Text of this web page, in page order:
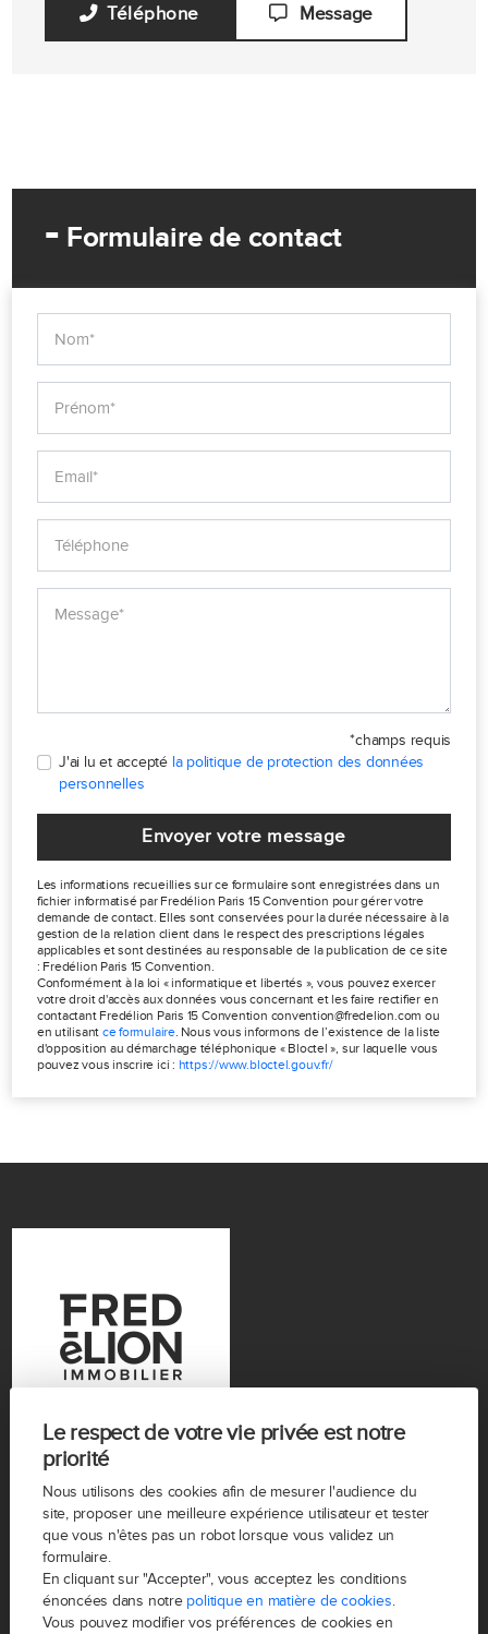
Le respect de votre vie privée est notre
priorité
Nous utilisons des cookies afin de mesurer l'audience du
site, proposer une meilleure expérience utilisateur et tester
que vous n'êtes pas un robot lorsque vous validez un
formulaire.
En cliquant sur "Accepter", vous acceptez les conditions
énoncées dans notre politique en matière de cookies.
Vous pouvez modifier vos préférences de cookies en
Téléphone Message
- Formulaire de contact
*champs requis
J'ai lu et accepté la politique de protection des données
personnelles
Envoyer votre message
Les informations recueillies sur ce formulaire sont enregistrées dans un
fichier informatisé par Fredélion Paris 15 Convention pour gérer votre
demande de contact. Elles sont conservées pour la durée nécessaire à la
gestion de la relation client dans le respect des prescriptions légales
applicables et sont destinées au responsable de la publication de ce site
: Fredélion Paris 15 Convention.
Conformément à la loi « informatique et libertés », vous pouvez exercer
votre droit d'accès aux données vous concernant et les faire rectifier en
contactant Fredélion Paris 15 Convention convention@fredelion.com ou
en utilisant ce formulaire. Nous vous informons de l’existence de la liste
d'opposition au démarchage téléphonique « Bloctel », sur laquelle vous
pouvez vous inscrire ici : https://www.bloctel.gouv.fr/
FREDÉLION est un groupe d’agences immobilières
parisien. Partez à la rencontre d’agents épicuriens,
conviviaux, modernes et déterminés à donner vie à vos
projets.